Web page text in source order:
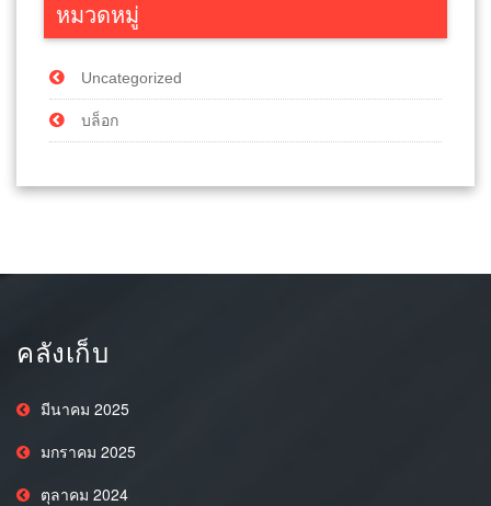
หมวดหมู่
Uncategorized
บล็อก
คลังเก็บ
มีนาคม 2025
มกราคม 2025
ตุลาคม 2024